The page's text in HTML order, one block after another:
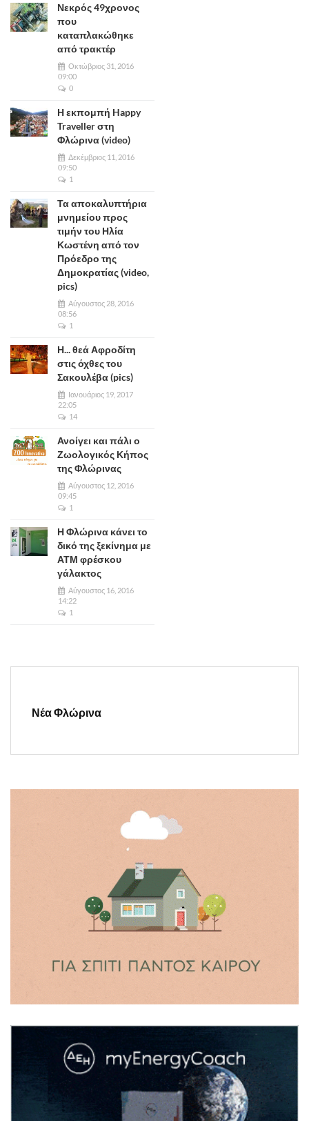
Νεκρός 49χρονος
που
καταπλακώθηκε
από τρακτέρ
Οκτώβριος 31, 2016
09:00
0
Η εκπομπή Happy
Traveller στη
Φλώρινα (video)
Δεκέμβριος 11, 2016
09:50
1
Τα αποκαλυπτήρια
μνημείου προς
τιμήν του Ηλία
Κωστένη από τον
Πρόεδρο της
Δημοκρατίας (video,
pics)
Αύγουστος 28, 2016
08:56
1
Η... θεά Αφροδίτη
στις όχθες του
Σακουλέβα (pics)
Ιανουάριος 19, 2017
22:05
14
Ανοίγει και πάλι ο
Ζωολογικός Κήπος
της Φλώρινας
Αύγουστος 12, 2016
09:45
1
Η Φλώρινα κάνει το
δικό της ξεκίνημα με
ΑΤΜ φρέσκου
γάλακτος
Αύγουστος 16, 2016
14:22
1
Νέα Φλώρινα